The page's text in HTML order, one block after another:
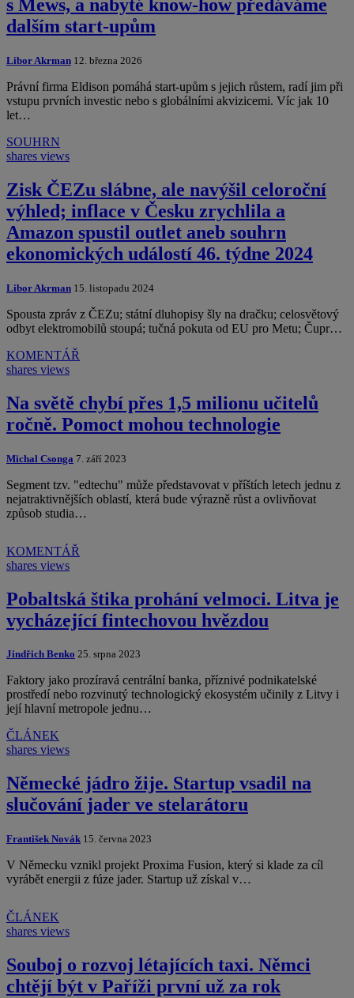
s Mews, a nabyté know-how předáváme
dalším start-upům
Libor Akrman 12. března 2026
Právní firma Eldison pomáhá start-upům s jejich růstem, radí jim při
vstupu prvních investic nebo s globálními akvizicemi. Víc jak 10
let…
SOUHRN
shares views
Zisk ČEZu slábne, ale navýšil celoroční
výhled; inflace v Česku zrychlila a
Amazon spustil outlet aneb souhrn
ekonomických událostí 46. týdne 2024
Libor Akrman 15. listopadu 2024
Spousta zpráv z ČEZu; státní dluhopisy šly na dračku; celosvětový
odbyt elektromobilů stoupá; tučná pokuta od EU pro Metu; Čupr…
KOMENTÁŘ
shares views
Na světě chybí přes 1,5 milionu učitelů
ročně. Pomoct mohou technologie
Michal Csonga 7. září 2023
Segment tzv. "edtechu" může představovat v příštích letech jednu z
nejatraktivnějších oblastí, která bude výrazně růst a ovlivňovat
způsob studia…
KOMENTÁŘ
shares views
Pobaltská štika prohání velmoci. Litva je
vycházející fintechovou hvězdou
Jindřich Benko 25. srpna 2023
Faktory jako prozíravá centrální banka, příznivé podnikatelské
prostředí nebo rozvinutý technologický ekosystém učinily z Litvy i
její hlavní metropole jednu…
ČLÁNEK
shares views
Německé jádro žije. Startup vsadil na
slučování jader ve stelarátoru
František Novák 15. června 2023
V Německu vznikl projekt Proxima Fusion, který si klade za cíl
vyrábět energii z fúze jader. Startup už získal v…
ČLÁNEK
shares views
Souboj o rozvoj létajících taxi. Němci
chtějí být v Paříži první už za rok